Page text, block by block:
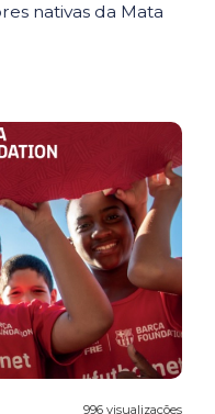
nativas da Mata
996 visualizações